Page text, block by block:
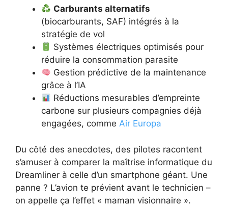
Carburants alternatifs
(biocarburants, SAF) intégrés à la
stratégie de vol
Systèmes électriques optimisés pour
réduire la consommation parasite
Gestion prédictive de la maintenance
grâce à l’IA
Réductions mesurables d’empreinte
carbone sur plusieurs compagnies déjà
engagées, comme Air Europa
Du côté des anecdotes, des pilotes racontent
s’amuser à comparer la maîtrise informatique du
Dreamliner à celle d’un smartphone géant. Une
panne ? L’avion te prévient avant le technicien –
on appelle ça l’effet « maman visionnaire ».